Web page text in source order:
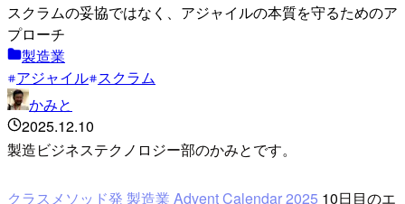
スクラムの妥協ではなく、アジャイルの本質を守るためのア
プローチ
製造業
アジャイル スクラム
かみと
2025.12.10
製造ビジネステクノロジー部のかみとです。
クラスメソッド発 製造業 Advent Calendar 2025 10日目のエ